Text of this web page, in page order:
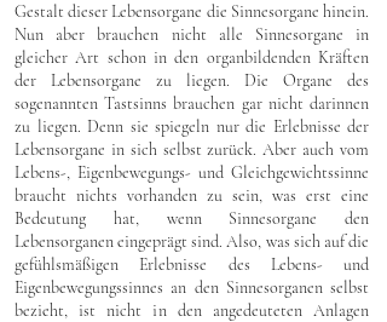
Gestalt dieser Lebensorgane die Sinnesorgane hinein.
Nun aber brauchen nicht alle Sinnesorgane in
gleicher Art schon in den organbildenden Kräften
der Lebensorgane zu liegen. Die Organe des
sogenannten Tastsinns brauchen gar nicht darinnen
zu liegen. Denn sie spiegeln nur die Erlebnisse der
Lebensorgane in sich selbst zurück. Aber auch vom
Lebens-, Eigenbewegungs- und Gleichgewichtssinne
braucht nichts vorhanden zu sein, was erst eine
Bedeutung hat, wenn Sinnesorgane den
Lebensorganen eingeprägt sind. Also, was sich auf die
gefühlsmäßigen Erlebnisse des Lebens- und
Eigenbewegungssinnes an den Sinnesorganen selbst
bezieht, ist nicht in den angedeuteten Anlagen